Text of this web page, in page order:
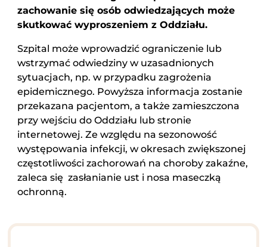
zachowanie się osób odwiedzających może
skutkować wyproszeniem z Oddziału.
Szpital może wprowadzić ograniczenie lub
wstrzymać odwiedziny w uzasadnionych
sytuacjach, np. w przypadku zagrożenia
epidemicznego. Powyższa informacja zostanie
przekazana pacjentom, a także zamieszczona
przy wejściu do Oddziału lub stronie
internetowej. Ze względu na sezonowość
występowania infekcji, w okresach zwiększonej
częstotliwości zachorowań na choroby zakaźne,
zaleca się zasłanianie ust i nosa maseczką
ochronną.